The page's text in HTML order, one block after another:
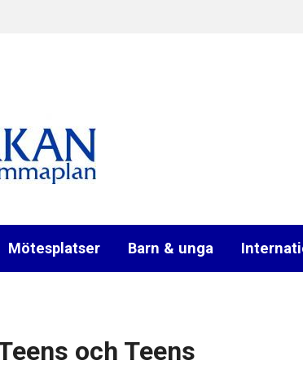
Mötesplatser Barn & unga
och Teens